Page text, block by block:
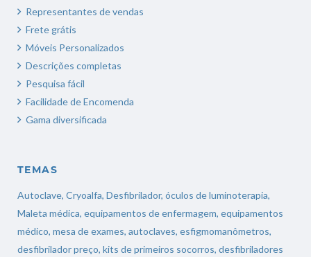
Representantes de vendas
Frete grátis
Móveis Personalizados
Descrições completas
Pesquisa fácil
Facilidade de Encomenda
Gama diversificada
TEMAS
Autoclave, Cryoalfa, Desfibrilador, óculos de luminoterapia,
Maleta médica, equipamentos de enfermagem, equipamentos
médico, mesa de exames, autoclaves, esfigmomanômetros,
desfibrilador preço, kits de primeiros socorros, desfibriladores